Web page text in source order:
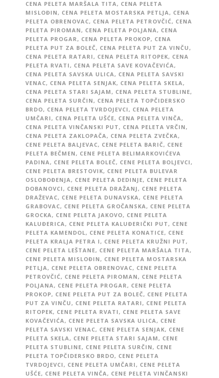
CENA PELETA MARŠALA TITA, CENA PELETA
MISLOĐIN, CENA PELETA MOSTARSKA PETLJA, CENA
PELETA OBRENOVAC, CENA PELETA PETROVČIĆ, CENA
PELETA PIROMAN, CENA PELETA POLJANA, CENA
PELETA PROGAR, CENA PELETA PROKOP, CENA
PELETA PUT ZA BOLEČ, CENA PELETA PUT ZA VINČU,
CENA PELETA RATARI, CENA PELETA RITOPEK, CENA
PELETA RVATI, CENA PELETA SAVE KOVAČEVIĆA,
CENA PELETA SAVSKA ULICA, CENA PELETA SAVSKI
VENAC, CENA PELETA SENJAK, CENA PELETA SKELA,
CENA PELETA STARI SAJAM, CENA PELETA STUBLINE,
CENA PELETA SURČIN, CENA PELETA TOPČIDERSKO
BRDO, CENA PELETA TVRDOJEVCI, CENA PELETA
UMČARI, CENA PELETA UŠĆE, CENA PELETA VINČA,
CENA PELETA VINČANSKI PUT, CENA PELETA VRČIN,
CENA PELETA ZAKLOPAČA, CENA PELETA ZVEČKA,
CENE PELETA BALJEVAC, CENE PELETA BARIČ, CENE
PELETA BEČMEN, CENE PELETA BELIMARKOVIĆEVA
PADINA, CENE PELETA BOLEČ, CENE PELETA BOLJEVCI,
CENE PELETA BRESTOVIK, CENE PELETA BULEVAR
OSLOBOĐENJA, CENE PELETA DEDINJE, CENE PELETA
DOBANOVCI, CENE PELETA DRAŽANJ, CENE PELETA
DRAŽEVAC, CENE PELETA DUNAVSKA, CENE PELETA
GRABOVAC, CENE PELETA GROČANSKA, CENE PELETA
GROCKA, CENE PELETA JAKOVO, CENE PELETA
KALUĐERICA, CENE PELETA KALUĐERIČKI PUT, CENE
PELETA KAMENDOL, CENE PELETA KONATICE, CENE
PELETA KRALJA PETRA I, CENE PELETA KRUŽNI PUT,
CENE PELETA LEŠTANE, CENE PELETA MARŠALA TITA,
CENE PELETA MISLOĐIN, CENE PELETA MOSTARSKA
PETLJA, CENE PELETA OBRENOVAC, CENE PELETA
PETROVČIĆ, CENE PELETA PIROMAN, CENE PELETA
POLJANA, CENE PELETA PROGAR, CENE PELETA
PROKOP, CENE PELETA PUT ZA BOLEČ, CENE PELETA
PUT ZA VINČU, CENE PELETA RATARI, CENE PELETA
RITOPEK, CENE PELETA RVATI, CENE PELETA SAVE
KOVAČEVIĆA, CENE PELETA SAVSKA ULICA, CENE
PELETA SAVSKI VENAC, CENE PELETA SENJAK, CENE
PELETA SKELA, CENE PELETA STARI SAJAM, CENE
PELETA STUBLINE, CENE PELETA SURČIN, CENE
PELETA TOPČIDERSKO BRDO, CENE PELETA
TVRDOJEVCI, CENE PELETA UMČARI, CENE PELETA
UŠĆE, CENE PELETA VINČA, CENE PELETA VINČANSKI